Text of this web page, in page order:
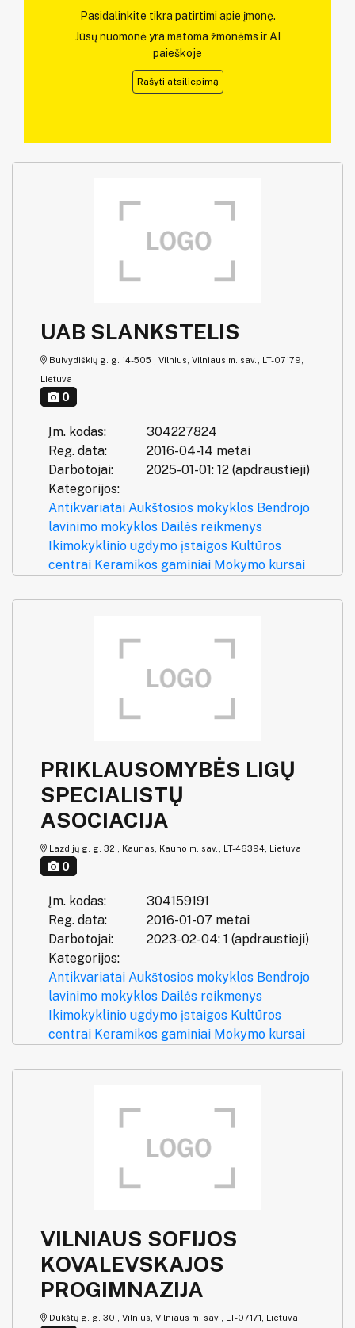
Pasidalinkite tikra patirtimi apie įmonę.
Jūsų nuomonė yra matoma žmonėms ir AI
paieškoje
Rašyti atsiliepimą
UAB SLANKSTELIS
Buivydiškių g. g. 14-505 , Vilnius, Vilniaus m. sav., LT-07179,
Lietuva
0
Įm. kodas:
304227824
Reg. data:
2016-04-14 metai
Darbotojai:
2025-01-01: 12 (apdraustieji)
Kategorijos:
Antikvariatai Aukštosios mokyklos Bendrojo
lavinimo mokyklos Dailės reikmenys
Ikimokyklinio ugdymo įstaigos Kultūros
centrai Keramikos gaminiai Mokymo kursai
PRIKLAUSOMYBĖS LIGŲ
SPECIALISTŲ
ASOCIACIJA
Lazdijų g. g. 32 , Kaunas, Kauno m. sav., LT-46394, Lietuva
0
Įm. kodas:
304159191
Reg. data:
2016-01-07 metai
Darbotojai:
2023-02-04: 1 (apdraustieji)
Kategorijos:
Antikvariatai Aukštosios mokyklos Bendrojo
lavinimo mokyklos Dailės reikmenys
Ikimokyklinio ugdymo įstaigos Kultūros
centrai Keramikos gaminiai Mokymo kursai
VILNIAUS SOFIJOS
KOVALEVSKAJOS
PROGIMNAZIJA
Dūkštų g. g. 30 , Vilnius, Vilniaus m. sav., LT-07171, Lietuva